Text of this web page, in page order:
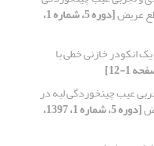
[دوره 5، شماره 1،
انکودر خازنی خطی با
بررسی عددی و تجربی عیب چین‎خوردگی لبه در
[دوره 5، شماره 1، 1397،